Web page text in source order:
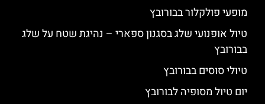
מופעי פולקלור בבורובץ
טיול אופנועי שלג בסגנון ספארי – נהיגת שטח על שלג
בבורובץ
טיולי סוסים בבורובץ
יום טיול מסופיה לבורובץ